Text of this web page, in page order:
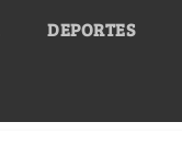
DEPORTES